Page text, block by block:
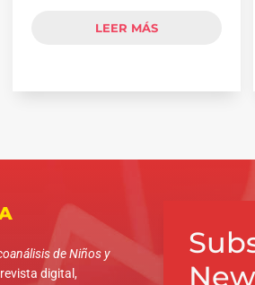
LEER MÁS
de Niños y
digital,